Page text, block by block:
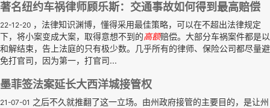
著名纽约车祸律师顾乐斯：交通事故如何得到最高赔偿
22-12-20 ，法律知识渊博，懂得采用最佳策略，可以在不超出法律规定
下，将小案变成大案，取得意想不到的高额赔偿。大部分车祸案件都是以
和解结束，告上法庭的只有极少数。几乎所有的律师、保险公司都尽量避
免打官司，因为第一，打官司...
墨菲签法案延长大西洋城接管权
21-07-01 之后不久就推翻了这一立场。由州政府接管的主要目的，是让州